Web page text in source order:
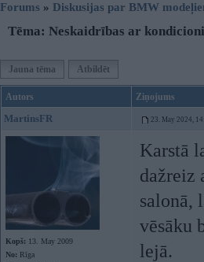
Forums » Diskusijas par BMW
Tēma: Neskaidrības ar
Jauna tēma Atbildēt
Autors Ziņojums
MartinsFR 23. May 2024,
Kopš: 13. May 2009
No: Rīga
Karstā
dažreiz
salonā,
vēsāku
lejā.